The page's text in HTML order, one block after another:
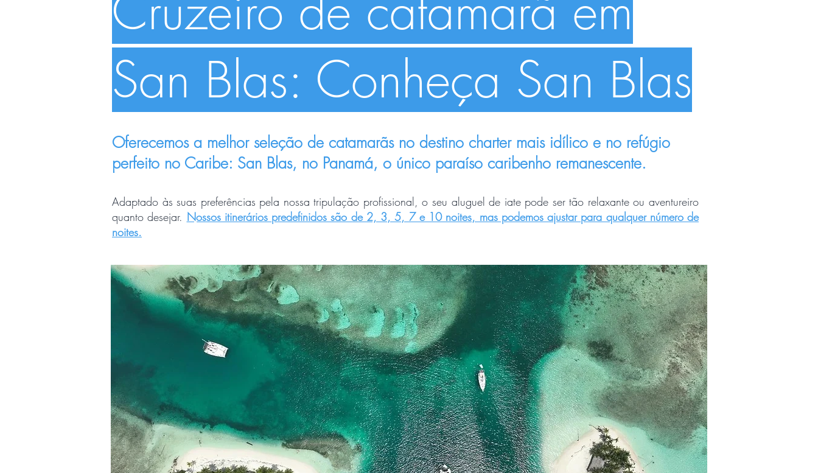
San Blas: Conheça San Blas
Oferecemos a melhor seleção de catamarãs no destino charter mais idílico e no refúgio
perfeito no Caribe: San Blas, no Panamá, o único paraíso caribenho remanescente.
Adaptado às suas preferências pela nossa tripulação profissional, o seu aluguel de iate pode ser tão relaxante ou aventureiro
quanto desejar. Nossos itinerários predefinidos são de 2, 3, 5, 7 e 10 noites, mas podemos ajustar para qualquer número de
noites.